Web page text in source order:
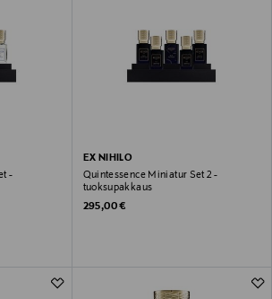
-
EX NIHILO
Quintessence Miniatur Set 2 -
tuoksupakkaus
Original Price
295,00 €